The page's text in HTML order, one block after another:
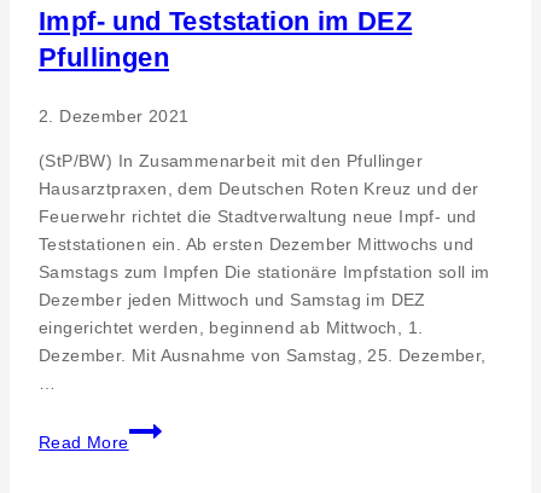
und
Investition
in
und
Impf- und Teststation im DEZ
Pfullingen
2. Dezember 2021
(StP/BW) In Zusammenarbeit mit den Pfullinger
Hausarztpraxen, dem Deutschen Roten Kreuz und der
Feuerwehr richtet die Stadtverwaltung neue Impf- und
Teststationen ein. Ab ersten Dezember Mittwochs und
Samstags zum Impfen Die stationäre Impfstation soll im
Dezember jeden Mittwoch und Samstag im DEZ
eingerichtet werden, beginnend ab Mittwoch, 1.
Dezember. Mit Ausnahme von Samstag, 25. Dezember,
Read More
Impf-
und